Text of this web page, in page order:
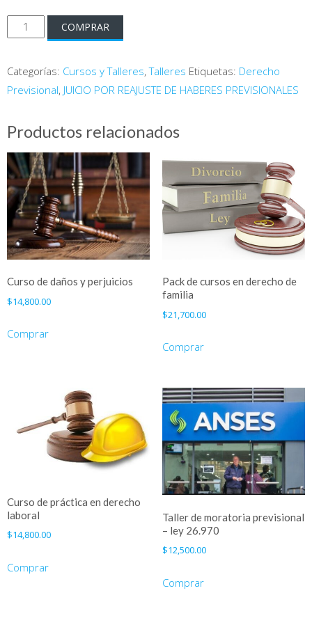
Taller
de
por
Reajuste
Haberes
Previsionales
cantidad
COMPRAR
Categorías: Cursos y Talleres,Talleres Etiquetas: Derecho
Previsional, JUICIO POR REAJUSTE DE HABERES PREVISIONALES
Productos relacionados
Curso de daños y perjuicios
$14,800.00
Comprar
Pack de cursos en derecho de
familia
$21,700.00
Comprar
Curso de práctica en derecho
laboral
$14,800.00
Comprar
Taller de moratoria previsional
– ley 26.970
$12,500.00
Comprar